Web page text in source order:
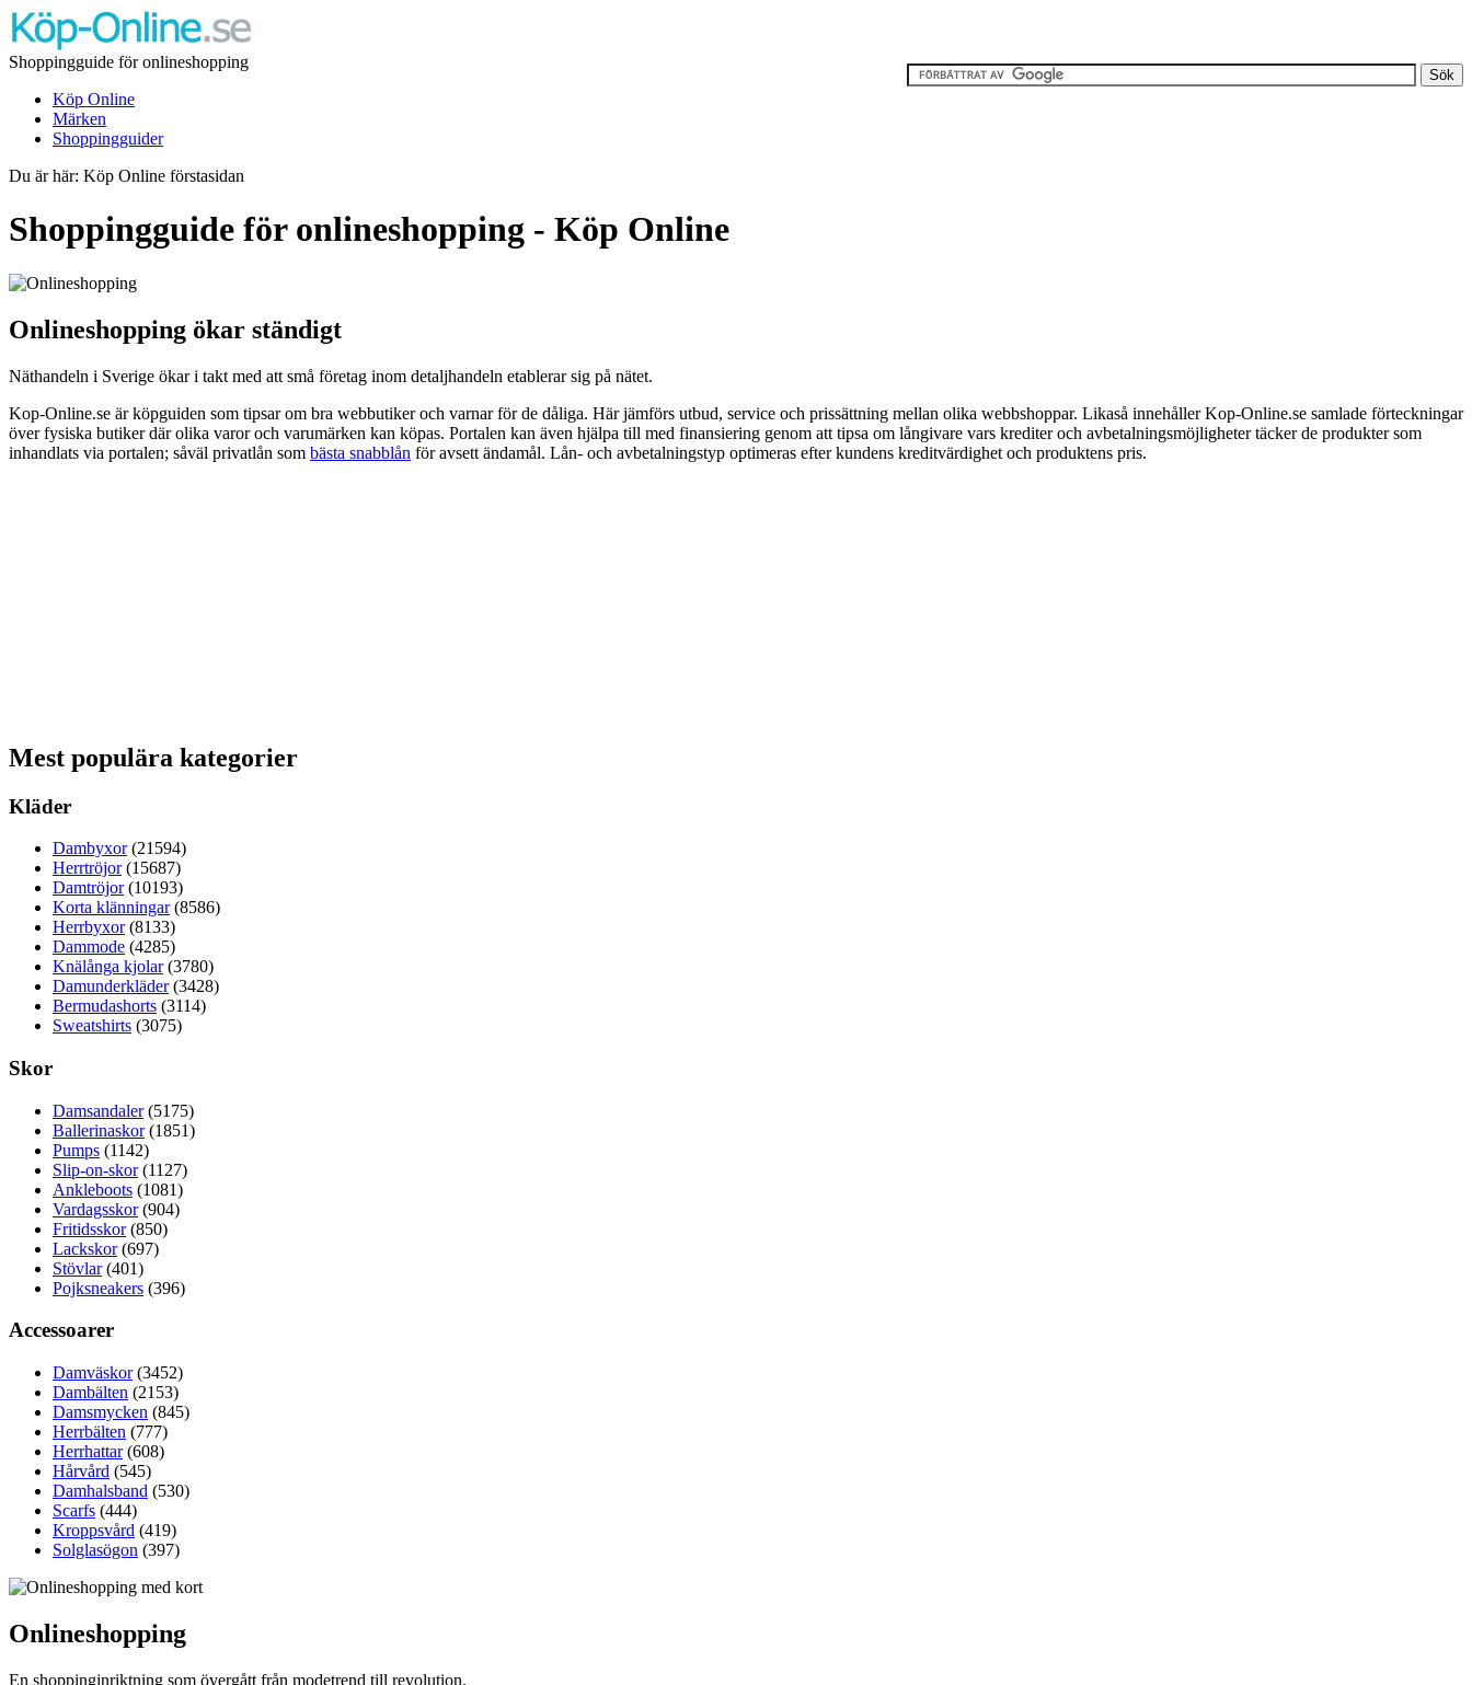
Shoppingguide för onlineshopping
Köp Online
Märken
Shoppingguider
Du är här: Köp Online förstasidan
Shoppingguide för onlineshopping - Köp Online
Onlineshopping ökar ständigt
Näthandeln i Sverige ökar i takt med att små företag inom detaljhandeln etablerar sig på nätet.
Kop-Online.se är köpguiden som tipsar om bra webbutiker och varnar för de dåliga. Här jämförs utbud, service och prissättning mellan olika webbshoppar. Likaså innehåller Kop-Online.se samlade förteckningar
över fysiska butiker där olika varor och varumärken kan köpas. Portalen kan även hjälpa till med finansiering genom att tipsa om långivare vars krediter och avbetalningsmöjligheter täcker de produkter som
inhandlats via portalen; såväl privatlån som bästa snabblån för avsett ändamål. Lån- och avbetalningstyp optimeras efter kundens kreditvärdighet och produktens pris.
Mest populära kategorier
Kläder
Dambyxor (21594)
Herrtröjor (15687)
Damtröjor (10193)
Korta klänningar (8586)
Herrbyxor (8133)
Dammode (4285)
Knälånga kjolar (3780)
Damunderkläder (3428)
Bermudashorts (3114)
Sweatshirts (3075)
Skor
Damsandaler (5175)
Ballerinaskor (1851)
Pumps (1142)
Slip-on-skor (1127)
Ankleboots (1081)
Vardagsskor (904)
Fritidsskor (850)
Lackskor (697)
Stövlar (401)
Pojksneakers (396)
Accessoarer
Damväskor (3452)
Dambälten (2153)
Damsmycken (845)
Herrbälten (777)
Herrhattar (608)
Hårvård (545)
Damhalsband (530)
Scarfs (444)
Kroppsvård (419)
Solglasögon (397)
Onlineshopping
En shoppinginriktning som övergått från modetrend till revolution.